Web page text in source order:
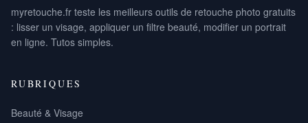
myretouche.fr teste les meilleurs outils de retouche photo gratuits
: lisser un visage, appliquer un filtre beauté, modifier un portrait
en ligne. Tutos simples.
RUBRIQUES
Beauté & Visage